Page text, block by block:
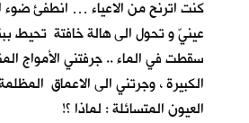
كنت اترنح من الاعياء … انطفئ
عينيّ و تحول الى هالة خافتة تحيط
سقطت في الماء .. جرفتني الأمواج
الكبيرة ، وجرتني الى الاعماق
العيون المتسائلة : لماذا ؟!